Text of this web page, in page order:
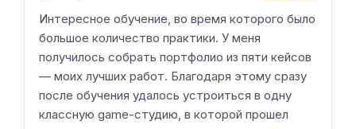
Интересное обучение, во время которого было
большое количество практики. У меня
получилось собрать портфолио из пяти кейсов
— моих лучших работ. Благодаря этому сразу
после обучения удалось устроиться в одну
классную game-студию, в которой прошел